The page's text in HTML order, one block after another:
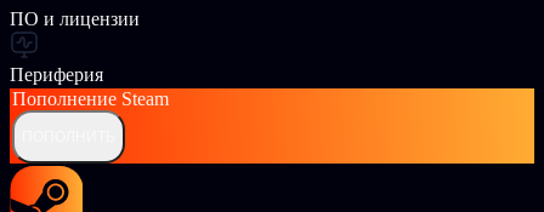
ПО и лицензии
Периферия
Пополнение Steam